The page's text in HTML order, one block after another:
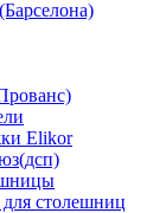
Elikor
столешниц